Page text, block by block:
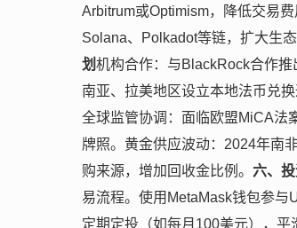
Arbitrum或Optimism，降低交易
Solana、Polkadot等链，扩大生
划机构合作：与BlackRock合作
南亚、拉美地区设立本地法币兑
全球监管协调：面临欧盟MiCA法
牌照。黄金供应波动：2024年南
购来源，增加回收金比例。 六、
易流程。使用MetaMask钱包参与
定期定投（如每月100美元），平